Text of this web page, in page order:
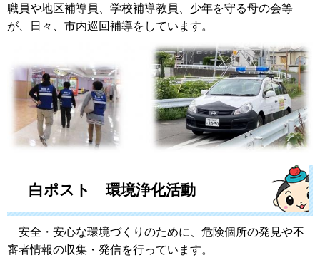
職員や地区補導員、学校補導教員、少年を守る母の会等
が、日々、市内巡回補導をしています。
白ポスト 環境浄化活動
安全・安心な環境づくりのために、危険個所の発見や不
審者情報の収集・発信を行っています。